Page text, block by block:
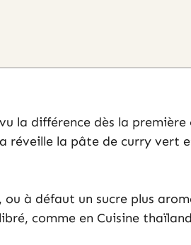
la différence dès la première
réveille la pâte de curry vert
ou à défaut un sucre plus
comme en Cuisine